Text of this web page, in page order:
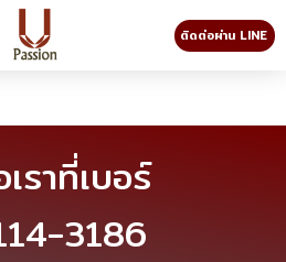
ติดต่อผ่าน LINE
ราที่เบอร์
3186